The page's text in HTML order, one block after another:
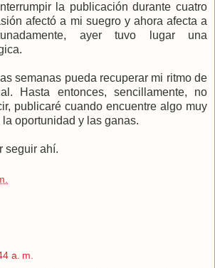
la publicación durante cuatro
afectó a mi suegro y ahora afecta a
ayer tuvo lugar una
semanas pueda recuperar mi ritmo de
Hasta entonces, sencillamente, no
publicaré cuando encuentre algo muy
oportunidad y las ganas.
seguir ahí.
a. m.